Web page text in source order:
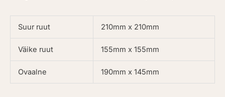
Suur ruut 210mm x 210mm
Väike ruut 155mm x 155mm
Ovaalne 190mm x 145mm